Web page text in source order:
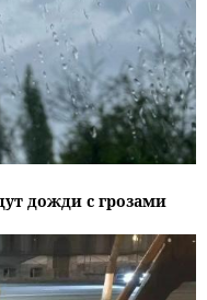
дожди с грозами